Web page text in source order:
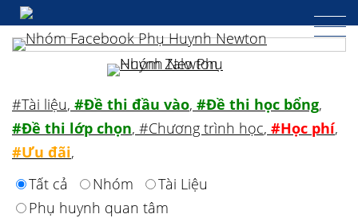
#Tài liệu, #Đề thi đầu vào, #Đề thi học bổng,
#Đề thi lớp chọn, #Chương trình học, #Học phí,
#Ưu đãi,
Tất cả
Nhóm
Tài Liệu
Phụ huynh quan tâm